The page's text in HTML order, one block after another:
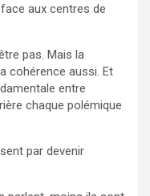
aux centres de
pas. Mais la
cohérence aussi. Et
entre
chaque polémique
par devenir